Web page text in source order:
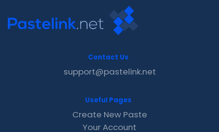
Contact Us
support@pastelink.net
Useful Pages
Create New Paste
Your Account